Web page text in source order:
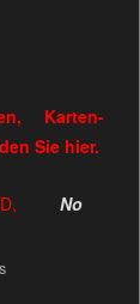
Karten-
Sie hier.
No